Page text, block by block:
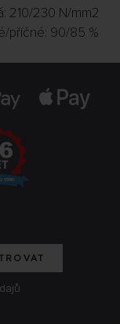
210/230 N/mm2
příčné: 90/85 %